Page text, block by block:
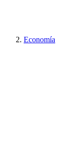
Economía